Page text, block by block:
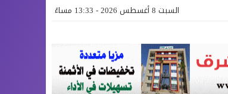
السبت 8 أغسطس 2026 - 13:33 مساءً